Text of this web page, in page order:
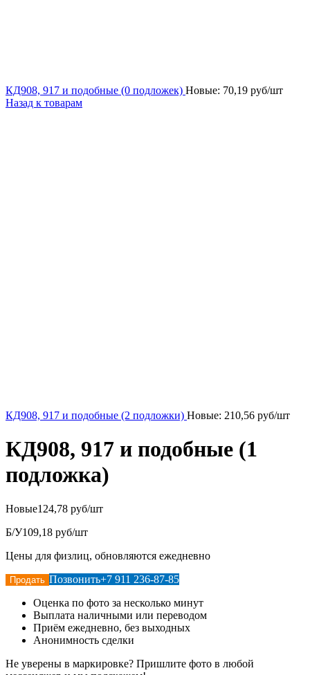
КД908, 917 и подобные (0 подложек) Новые: 70,19 руб/шт
Назад к товарам
КД908, 917 и подобные (2 подложки) Новые: 210,56 руб/шт
КД908, 917 и подобные (1
подложка)
Новые124,78 руб/шт
Б/У109,18 руб/шт
Цены для физлиц, обновляются ежедневно
Продать Позвонить+7 911 236-87-85
Оценка по фото за несколько минут
Выплата наличными или переводом
Приём ежедневно, без выходных
Анонимность сделки
Не уверены в маркировке? Пришлите фото в любой